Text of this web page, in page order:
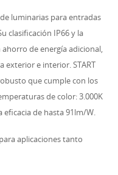
luminarias para entradas
clasificación IP66 y la
de energía adicional,
exterior e interior. START
que cumple con los
de color: 3.000K
eficacia de hasta 91lm/W.
aplicaciones tanto